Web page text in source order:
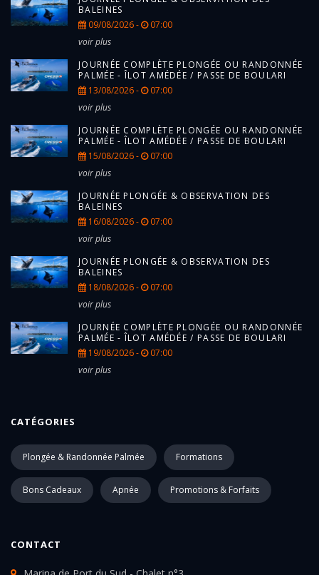
BALEINES
09/08/2026 -
07:00
voir plus
JOURNÉE COMPLÈTE PLONGÉE OU RANDONNÉE
PALMÉE - ÎLOT AMÉDÉE / PASSE DE BOULARI
13/08/2026 -
07:00
voir plus
JOURNÉE COMPLÈTE PLONGÉE OU RANDONNÉE
PALMÉE - ÎLOT AMÉDÉE / PASSE DE BOULARI
15/08/2026 -
07:00
voir plus
JOURNÉE PLONGÉE & OBSERVATION DES
BALEINES
16/08/2026 -
07:00
voir plus
JOURNÉE PLONGÉE & OBSERVATION DES
BALEINES
18/08/2026 -
07:00
voir plus
JOURNÉE COMPLÈTE PLONGÉE OU RANDONNÉE
PALMÉE - ÎLOT AMÉDÉE / PASSE DE BOULARI
19/08/2026 -
07:00
voir plus
CATÉGORIES
Plongée & Randonnée Palmée Formations
Bons Cadeaux Apnée Promotions & Forfaits
CONTACT